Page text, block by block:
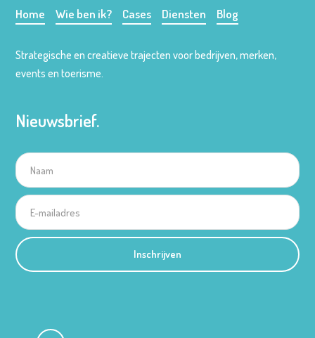
Home Wie ben ik? Cases Diensten Blog
Strategische en creatieve trajecten voor bedrijven, merken,
events en toerisme.
Nieuwsbrief.